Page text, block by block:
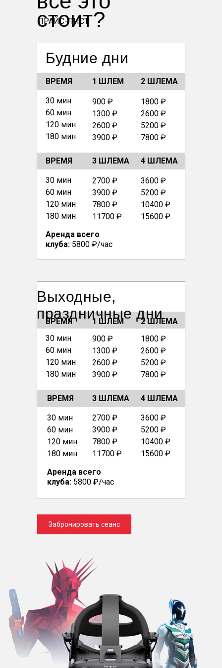
стоит?
ПРАЙС-ЛИСТ
Будние дни
Забронировать сеанс
30 мин
60 мин
120 мин
180 мин
ВРЕМЯ 1 ШЛЕМ 2 ШЛЕМА
3 ШЛЕМА 4 ШЛЕМА
30 мин
60 мин
120 мин
180 мин
Выходные,
праздничные дни
900 ₽
1300 ₽
2600 ₽
3900 ₽
ВРЕМЯ
1 ШЛЕМ
1800 ₽
2600 ₽
5200 ₽
7800 ₽
2 ШЛЕМА
2700 ₽
3900 ₽
7800 ₽
11700 ₽
3 ШЛЕМА
3600 ₽
5200 ₽
10400 ₽
15600 ₽
3600 ₽
5200 ₽
10400 ₽
15600 ₽
2700 ₽
3900 ₽
7800 ₽
11700 ₽
1800 ₽
2600 ₽
5200 ₽
7800 ₽
900 ₽
1300 ₽
2600 ₽
3900 ₽
4 ШЛЕМА
Аренда всего
клуба: 5800 ₽/час
Аренда всего
клуба: 5800 ₽/час
30 мин
60 мин
120 мин
180 мин
ВРЕМЯ
30 мин
60 мин
120 мин
180 мин
ВРЕМЯ